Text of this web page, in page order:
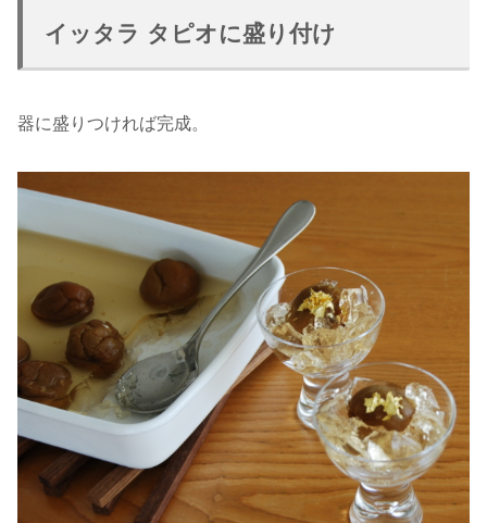
イッタラ タピオに盛り付け
器に盛りつければ完成。